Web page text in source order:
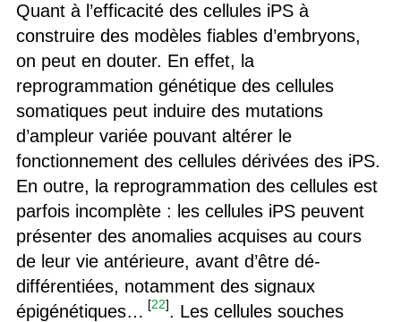
Quant à l’efficacité des cellules iPS à
construire des modèles fiables d’embryons,
on peut en douter. En effet, la
reprogrammation génétique des cellules
somatiques peut induire des mutations
d’ampleur variée pouvant altérer le
fonctionnement des cellules dérivées des iPS.
En outre, la reprogrammation des cellules est
parfois incomplète : les cellules iPS peuvent
présenter des anomalies acquises au cours
de leur vie antérieure, avant d’être dé-
différentiées, notamment des signaux
épigénétiques… [22]. Les cellules souches